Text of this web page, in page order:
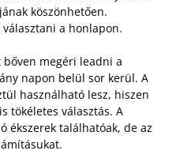
köszönhetően.
a honlapon.
megéri leadni a
napon belül sor kerül. A
használható lesz, hiszen
tökéletes választás. A
ékszerek találhatóak, de az